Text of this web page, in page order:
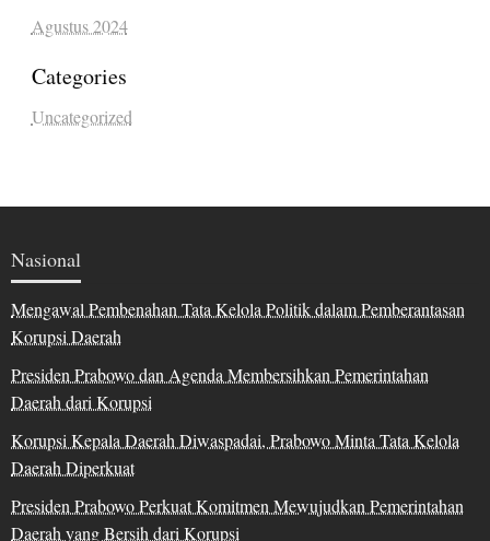
Agustus 2024
Categories
Uncategorized
Nasional
Mengawal Pembenahan Tata Kelola Politik dalam Pemberantasan
Korupsi Daerah
Presiden Prabowo dan Agenda Membersihkan Pemerintahan
Daerah dari Korupsi
Korupsi Kepala Daerah Diwaspadai, Prabowo Minta Tata Kelola
Daerah Diperkuat
Presiden Prabowo Perkuat Komitmen Mewujudkan Pemerintahan
Daerah yang Bersih dari Korupsi